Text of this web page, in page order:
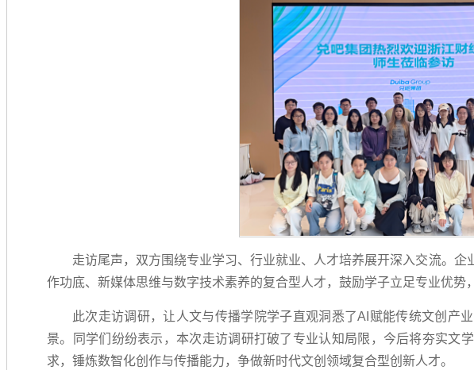
走访尾声，双方围绕专业学习、行业就业、人才培养展开深入交流。
作功底、新媒体思维与数字技术素养的复合型人才，鼓励学子立足专业优势
此次走访调研，让人文与传播学院学子直观洞悉了AI赋能传统文创产
景。同学们纷纷表示，本次走访调研打破了专业认知局限，今后将夯实文
求，锤炼数智化创作与传播能力，争做新时代文创领域复合型创新人才。